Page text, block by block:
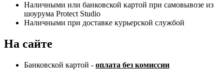
Наличными или банковской картой при самовывозе из
шоурума Protect Studio
Наличными при доставке курьерской службой
На сайте
Банковской картой - оплата без комиссии